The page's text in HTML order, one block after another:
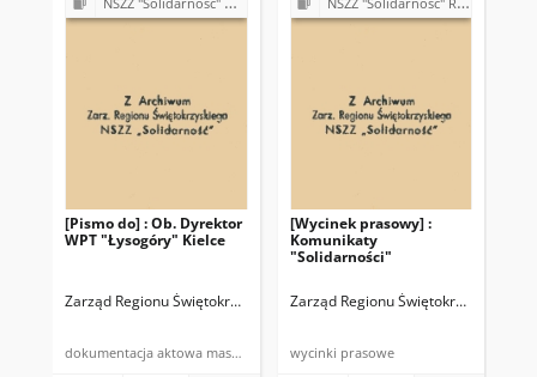
[Pismo do] : Ob. Dyrektor
WPT "Łysogóry" Kielce
Zarząd Regionu Świętokrzyskiego NSZZ "Solidarność"
dokumentacja aktowa maszynopis
[Wycinek prasowy] :
Komunikaty
"Solidarności"
Zarząd Regionu Świętokrzyskiego
wycinki prasowe